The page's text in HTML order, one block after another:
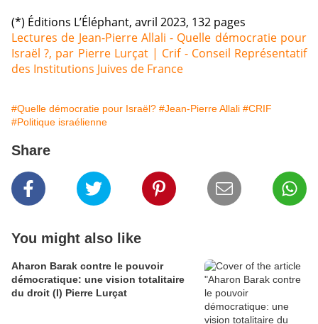
(*) Éditions L’Éléphant, avril 2023, 132 pages
Lectures de Jean-Pierre Allali - Quelle démocratie pour
Israël ?, par Pierre Lurçat | Crif - Conseil Représentatif
des Institutions Juives de France
#Quelle démocratie pour Israël? #Jean-Pierre Allali #CRIF
#Politique israélienne
Share
You might also like
Aharon Barak contre le pouvoir
démocratique: une vision totalitaire
du droit (I) Pierre Lurçat